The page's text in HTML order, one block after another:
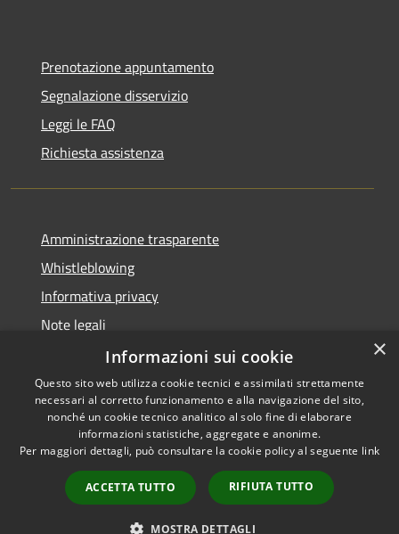
Prenotazione appuntamento
Segnalazione disservizio
Leggi le FAQ
Richiesta assistenza
Amministrazione trasparente
Whistleblowing
Informativa privacy
Note legali
Dichiarazione di accessibilità
RSS
Accessibilità
Copyright © 2026 • Comune di
byMunicipium
Accesso
redazione
×
Informazioni sui cookie
Questo sito web utilizza cookie tecnici e assimilati strettamente
necessari al corretto funzionamento e alla navigazione del sito,
nonché un cookie tecnico analitico al solo fine di elaborare
informazioni statistiche, aggregate e anonime.
Per maggiori dettagli, può consultare la cookie policy al seguente link
ACCETTA TUTTO RIFIUTA TUTTO
MOSTRA DETTAGLI